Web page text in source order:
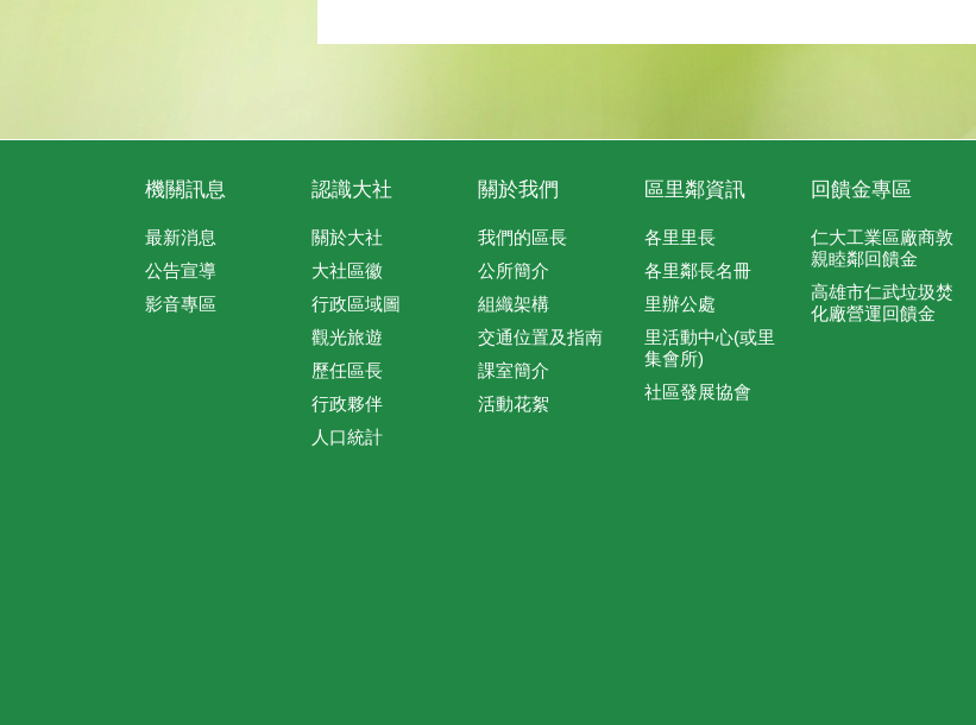
機關訊息
最新消息
公告宣導
影音專區
認識大社
關於大社
大社區徽
行政區域圖
觀光旅遊
歷任區長
行政夥伴
人口統計
關於我們
我們的區長
公所簡介
組織架構
交通位置及指南
課室簡介
活動花絮
區里鄰資訊
各里里長
各里鄰長名冊
里辦公處
里活動中心(或里
集會所)
社區發展協會
回饋金專區
仁大工業區廠商敦
親睦鄰回饋金
高雄市仁武垃圾焚
化廠營運回饋金